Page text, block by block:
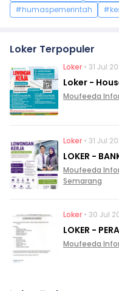
#humaspemerintah
Loker Terpopuler
Loker • 31 Jul
Loker -
Moufeeda
Loker • 31 Jul
LOKER -
Moufeeda
Semarang
Loker • 30 Jul
LOKER -
Moufeeda